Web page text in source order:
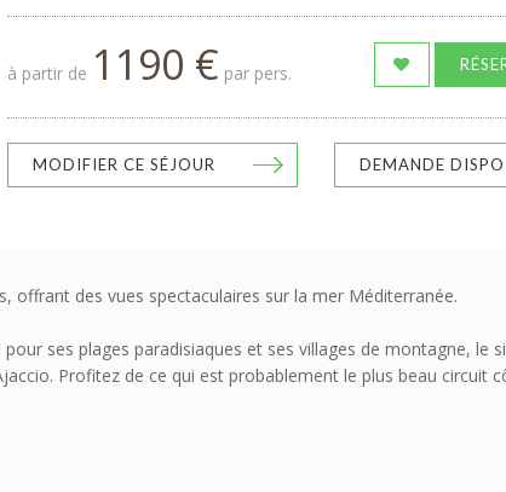
à partir de 1190 € par pers.
MODIFIER CE SÉJOUR DEMANDE DISPO
offrant des vues spectaculaires sur la mer Méditerranée.
ses plages paradisiaques et ses villages de montagne, le
Profitez de ce qui est probablement le plus beau circuit